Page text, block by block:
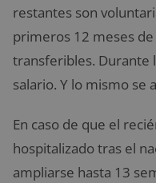
restantes son
primeros 12 meses de
transferibles. Durante
salario. Y lo mismo se
En caso de que el
hospitalizado tras el
ampliarse hasta 13